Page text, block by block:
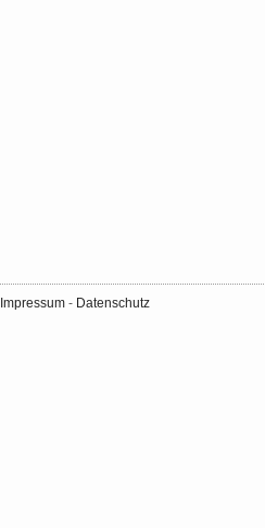
Impressum - Datenschutz